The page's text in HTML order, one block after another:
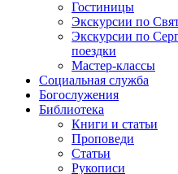
Гостиницы
Экскурсии по
Экскурсии по
поездки
Мастер-классы
Социальная служба
Богослужения
Библиотека
Книги и статьи
Проповеди
Статьи
Рукописи